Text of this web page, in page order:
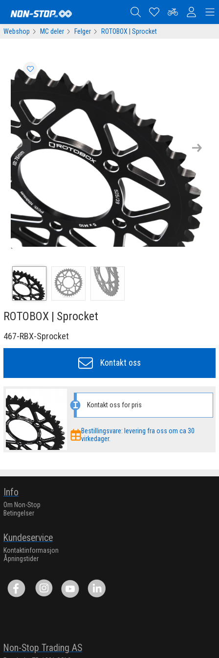
Webshop MC deler Felger ROTOBOX | Sprocket
Previous Next
`
ROTOBOX | Sprocket
467-RBX-Sprocket
Kontakt oss
Kontakt oss for pris
Bestillingsvare: levering fra oss om ca 30
virkedager.
Info
Om Non-Stop
Betingelser
Kundeservice
Kontaktinformasjon
Åpningstider
Non-Stop Trading AS